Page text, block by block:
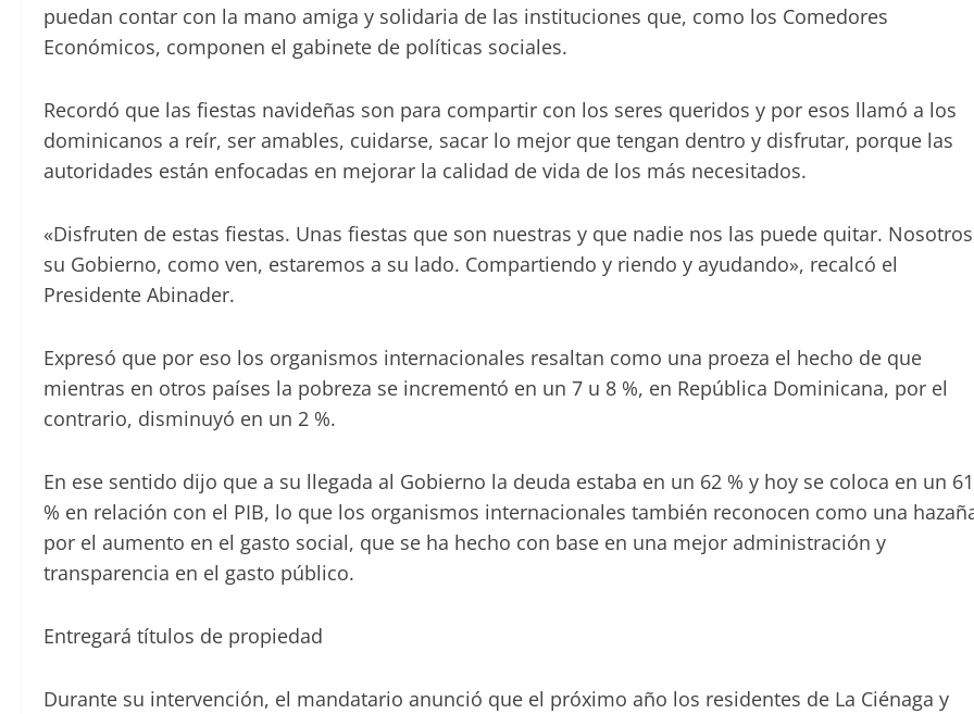
puedan contar con la mano amiga y solidaria de las instituciones que, como los Comedores
Económicos, componen el gabinete de políticas sociales.
Recordó que las fiestas navideñas son para compartir con los seres queridos y por esos llamó a los
dominicanos a reír, ser amables, cuidarse, sacar lo mejor que tengan dentro y disfrutar, porque las
autoridades están enfocadas en mejorar la calidad de vida de los más necesitados.
«Disfruten de estas fiestas. Unas fiestas que son nuestras y que nadie nos las puede quitar.
su Gobierno, como ven, estaremos a su lado. Compartiendo y riendo y ayudando», recalcó el
Presidente Abinader.
Expresó que por eso los organismos internacionales resaltan como una proeza el hecho de que
mientras en otros países la pobreza se incrementó en un 7 u 8 %, en República Dominicana, por el
contrario, disminuyó en un 2 %.
En ese sentido dijo que a su llegada al Gobierno la deuda estaba en un 62 % y hoy se coloca en un 61
% en relación con el PIB, lo que los organismos internacionales también reconocen como una
por el aumento en el gasto social, que se ha hecho con base en una mejor administración y
transparencia en el gasto público.
Entregará títulos de propiedad
Durante su intervención, el mandatario anunció que el próximo año los residentes de La Ciénaga y